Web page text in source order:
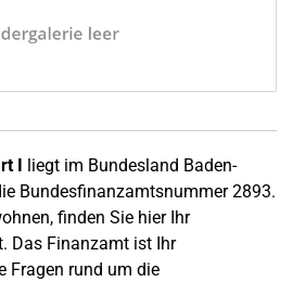
I
liegt im Bundesland Baden-
Bundesfinanzamtsnummer 2893.
finden Sie hier Ihr
Das Finanzamt ist Ihr
Fragen rund um die